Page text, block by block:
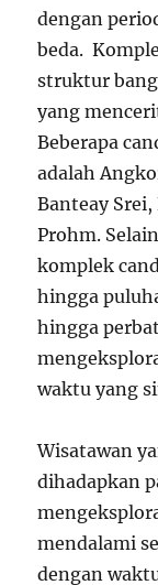
dengan
beda.
struktur
yang
Beberapa
adalah
Banteay
Prohm.
komplek
hingga
hingga
waktu yang
Wisatawan
dihadapkan
mendalami
dengan